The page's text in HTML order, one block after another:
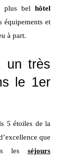
plus belhôtel
équipements et
à part.
un très
le 1er
5 étoiles de la
que
les séjours